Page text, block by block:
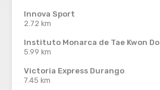
Innova Sport
2.72 km
Instituto Monarca de Tae Kwon Do
5.99 km
Victoria Express Durango
7.45 km